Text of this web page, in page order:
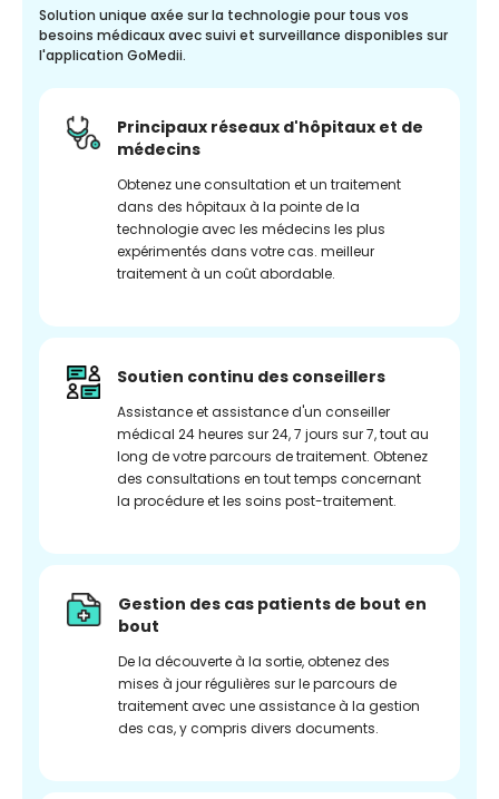
Solution unique axée sur la technologie pour tous vos
besoins médicaux avec suivi et surveillance disponibles sur
l'application GoMedii.
Principaux réseaux d'hôpitaux et de
médecins
Obtenez une consultation et un traitement
dans des hôpitaux à la pointe de la
technologie avec les médecins les plus
expérimentés dans votre cas. meilleur
traitement à un coût abordable.
Soutien continu des conseillers
Assistance et assistance d'un conseiller
médical 24 heures sur 24, 7 jours sur 7, tout au
long de votre parcours de traitement. Obtenez
des consultations en tout temps concernant
la procédure et les soins post-traitement.
Gestion des cas patients de bout en
bout
De la découverte à la sortie, obtenez des
mises à jour régulières sur le parcours de
traitement avec une assistance à la gestion
des cas, y compris divers documents.